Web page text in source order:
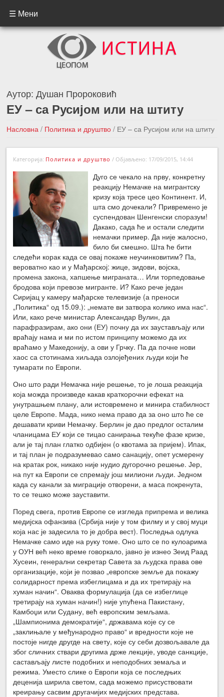
☰ Мени
Аутор:Душан Пророковић
ЕУ – са Русијом или на штиту
Насловна / Политика и друштво / ЕУ – са Русијом или на штиту
←Претходна вест
Следећа вест →
Категорија: Политика и друштво / Објављено: 17/09/2015, 14:44
Дуго се чекало на прву, конкретну
реакцију Немачке на мигрантску
кризу која тресе цео Континент. И,
шта смо дочекали? Привремено је
суспендован Шенгенски споразум!
Дакако, сада ће и остали следити
немачки пример. Да није жалосно,
било би смешно. Шта ће бити
следећи корак када се овај покаже неучинковитим? Па,
вероватно као и у Мађарској: жице, зидови, војска,
промена закона, хапшење миграната… Или торпедовање
бродова који превозе мигранте. И? Како рече један
Сиријац у камеру мађарске телевизије (а преноси
„Политика“ од 15.09.): „немате ви затвора колико има нас“.
Или, како рече министар Александар Вулин, да
парафразирам, ако они (ЕУ) почну да их заустављају или
враћају нама и ми по истом принципу можемо да их
враћамо у Македонију, а ови у Грчку. Па да почне нови
хаос са стотинама хиљада озлојеђених људи који ће
тумарати по Европи.
Оно што ради Немачка није решење, то је лоша реакција
која можда произведе какав краткорочни ефекат на
унутрашњем плану, али истовремено и минира стабилност
целе Европе. Мада, нико нема право да за оно што ће се
дешавати криви Немачку. Берлин је дао предлог осталим
чланицама ЕУ који се тицао санирања текуће фазе кризе,
али је тај план глатко одбијен (о квотама за пријем). Ипак,
и тај план је подразумевао само санацију, опет усмерену
на кратак рок, никако није нудио дугорочно решење. Јер,
на пут ка Европи се спремају још милиони људи. Једном
када су канали за миграције отворени, а маса покренута,
то се тешко може зауставити.
Поред свега, против Европе се изгледа припрема и велика
медијска офанзива (Србија није у том филму и у свој муци
која нас је задесила то је добра вест). Последња одлука
Немачке само иде на руку томе. Оно што се по кулоарима
у ОУН већ неко време говоркало, јавно је изнео Зеид Раад
Хусеин, генерални секретар Савета за људска права ове
организације, који је позвао „европске земље да покажу
солидарност према избеглицама и да их третирају на
хуман начин“. Оваква формулација (да се избеглице
третирају на хуман начин!) није упућена Пакистану,
Камбоџи или Судану, већ европским земљама.
„Шампионима демократије“, државама које су се
„заклињале у међународно право“ и вредности које не
постоје нигде другде на свету, које су себи дозвољавале да
због сличних ствари другима држе лекције, уводе санкције,
састављају листе подобних и неподобних земаља и
режима. Уместо слике о Европи која се последњих
деценија ширила светом, сада можемо присуствовати
креирању сасвим другачијих медијских представа.